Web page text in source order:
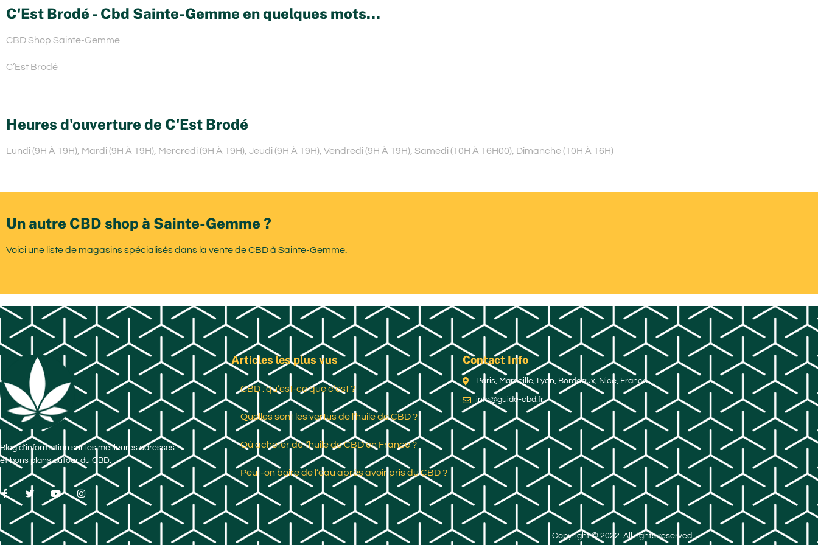
C'Est Brodé - Cbd Sainte-Gemme en quelques mots...
CBD Shop Sainte-Gemme
C’Est Brodé
Heures d'ouverture de C'Est Brodé
Lundi (9H À 19H), Mardi (9H À 19H), Mercredi (9H À 19H), Jeudi (9H À 19H), Vendredi (9H À 19H), Samedi (10H À 16H00), Dimanche (10H À 16H)
Un autre CBD shop à Sainte-Gemme ?
Voici une liste de magasins spécialisés dans la vente de CBD à Sainte-Gemme.
Blog d’information sur les meilleures adresses
et bons plans autour du CBD.
Articles les plus vus
CBD : qu’est-ce que c’est ?
Quelles sont les vertus de l’huile de CBD ?
Où acheter de l’huile de CBD en France ?
Peut-on boire de l’eau après avoir pris du CBD ?
Contact Info
Paris, Marseille, Lyon, Bordeaux, Nice, France
info@guide-cbd.fr
Copyright © 2022. All rights reserved.